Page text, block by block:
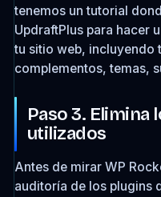
tenemos un tutorial
UpdraftPlus para hacer
tu sitio web, incluyendo
complementos, temas,
Paso 3. Elimina
utilizados
Antes de mirar WP
auditoría de los plugins